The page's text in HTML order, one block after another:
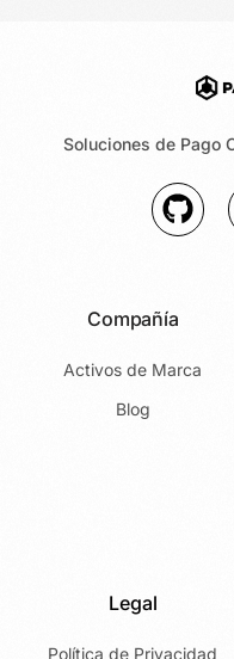
Soluciones de Pago
Compañía
Activos de Marca
Blog
Legal
Política de Privacidad